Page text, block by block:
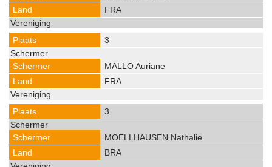
FRA
3
MALLO Auriane
FRA
3
MOELLHAUSEN Nathalie
BRA